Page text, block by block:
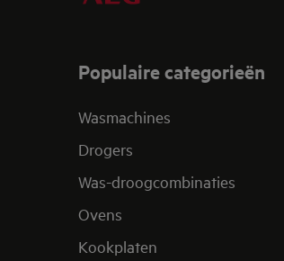
Populaire categorieën
Wasmachines
Drogers
Was-droogcombinaties
Ovens
Kookplaten